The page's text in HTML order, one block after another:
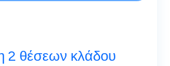
2 θέσεων κλάδου